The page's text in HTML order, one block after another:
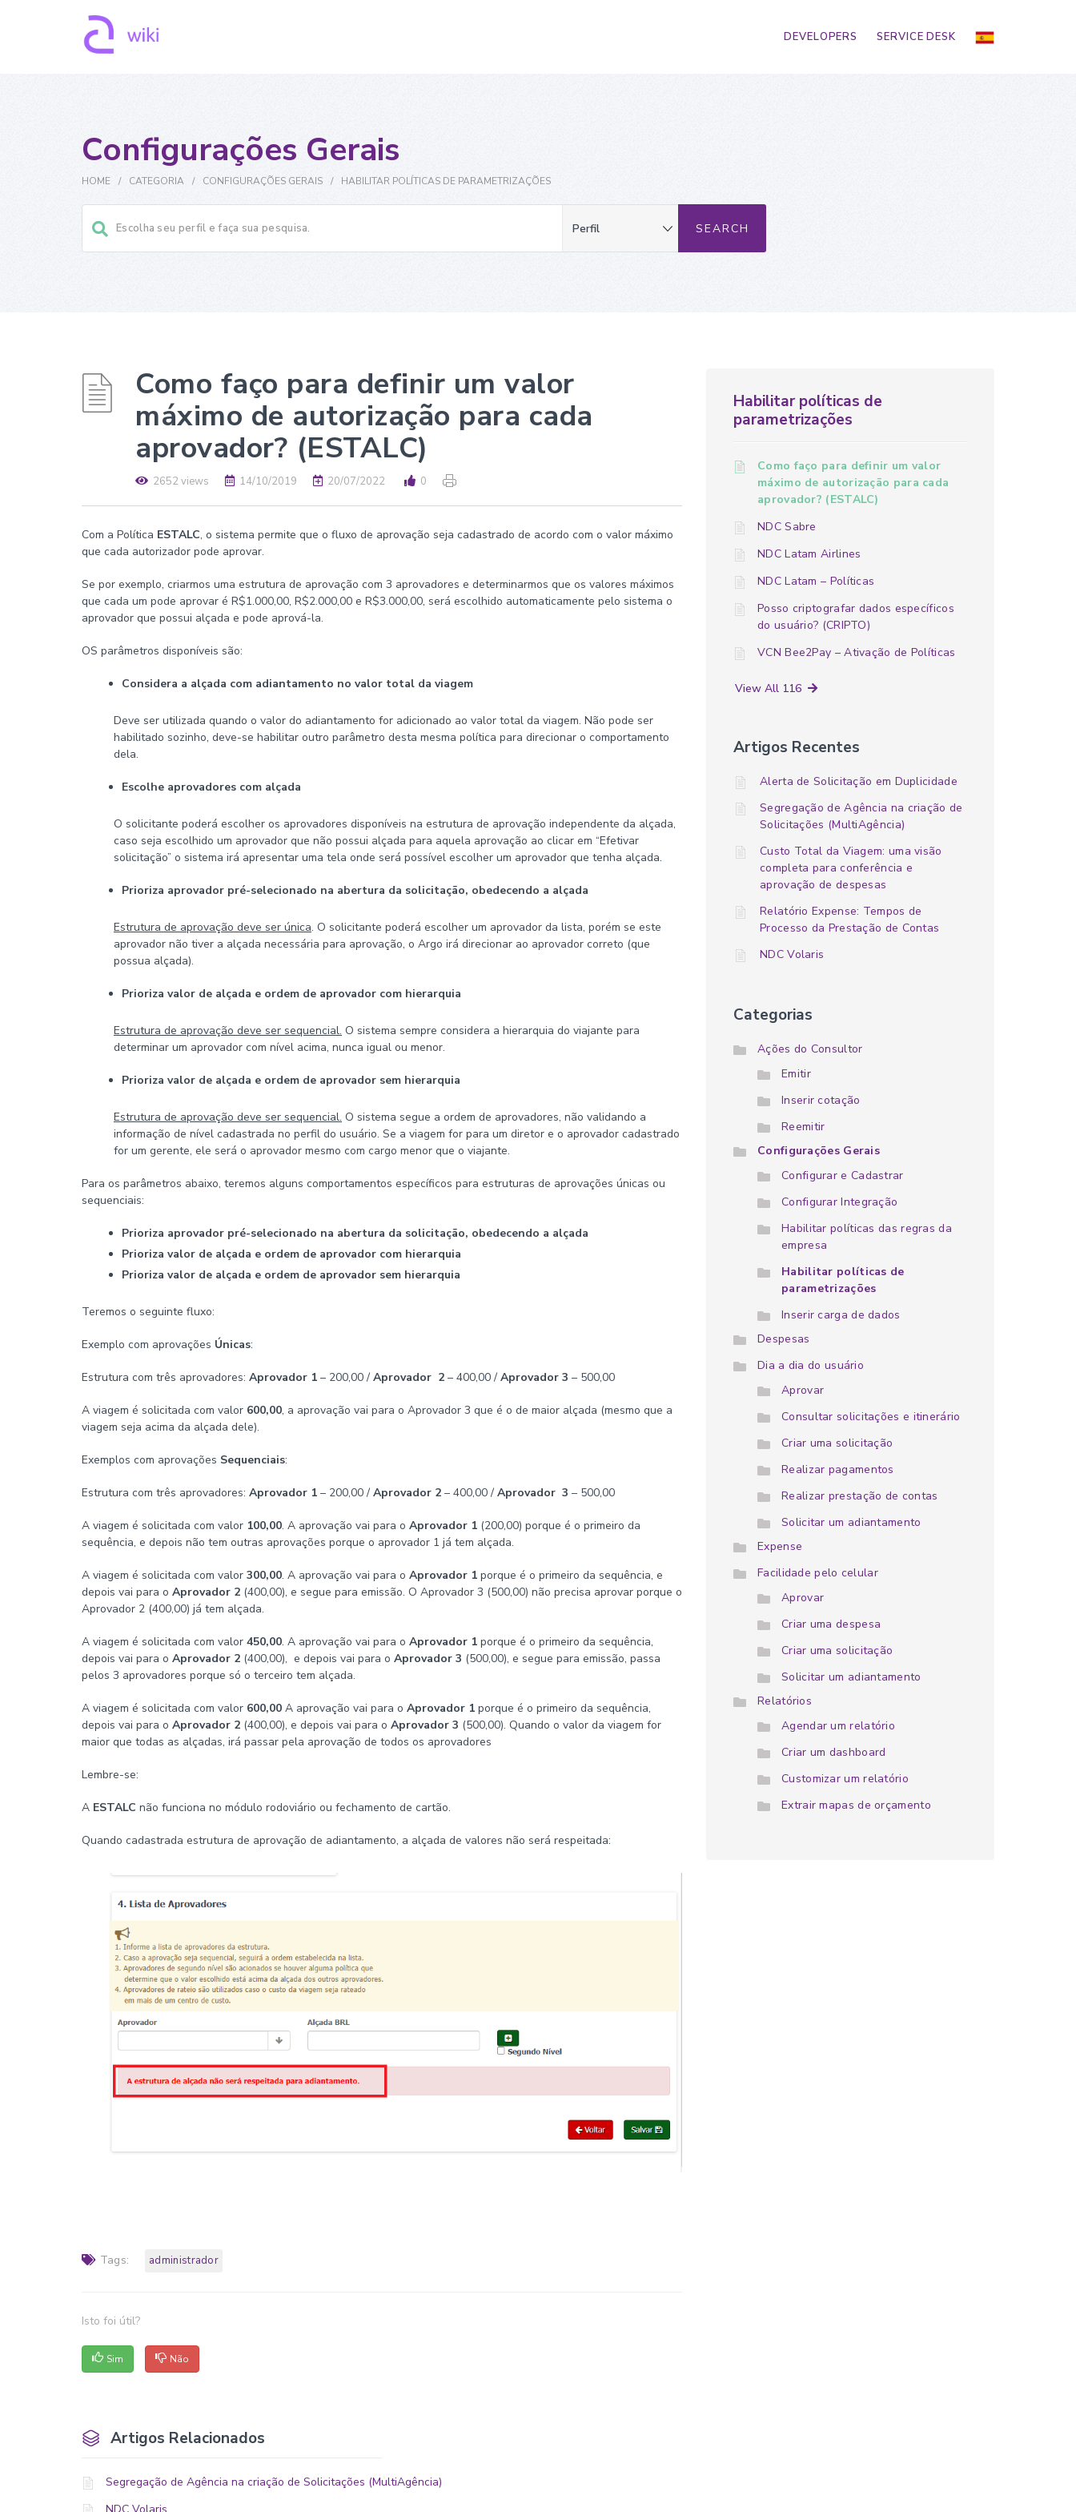
DEVELOPERS SERVICE DESK
Configurações Gerais
HOME / CATEGORIA / CONFIGURAÇÕES GERAIS / HABILITAR POLÍTICAS DE PARAMETRIZAÇÕES
Como faço para definir um valor
máximo de autorização para cada
aprovador? (ESTALC)
2652 views 14/10/2019 20/07/2022 0
Com a Política ESTALC, o sistema permite que o fluxo de aprovação seja cadastrado de acordo com o valor máximo
que cada autorizador pode aprovar.
Se por exemplo, criarmos uma estrutura de aprovação com 3 aprovadores e determinarmos que os valores máximos
que cada um pode aprovar é R$1.000,00, R$2.000,00 e R$3.000,00, será escolhido automaticamente pelo sistema o
aprovador que possui alçada e pode aprová-la.
OS parâmetros disponíveis são:
Considera a alçada com adiantamento no valor total da viagem
Deve ser utilizada quando o valor do adiantamento for adicionado ao valor total da viagem. Não pode ser
habilitado sozinho, deve-se habilitar outro parâmetro desta mesma política para direcionar o comportamento
dela.
Escolhe aprovadores com alçada
O solicitante poderá escolher os aprovadores disponíveis na estrutura de aprovação independente da alçada,
caso seja escolhido um aprovador que não possui alçada para aquela aprovação ao clicar em “Efetivar
solicitação” o sistema irá apresentar uma tela onde será possível escolher um aprovador que tenha alçada.
Prioriza aprovador pré-selecionado na abertura da solicitação, obedecendo a alçada
Estrutura de aprovação deve ser única. O solicitante poderá escolher um aprovador da lista, porém se este
aprovador não tiver a alçada necessária para aprovação, o Argo irá direcionar ao aprovador correto (que
possua alçada).
Prioriza valor de alçada e ordem de aprovador com hierarquia
Estrutura de aprovação deve ser sequencial. O sistema sempre considera a hierarquia do viajante para
determinar um aprovador com nível acima, nunca igual ou menor.
Prioriza valor de alçada e ordem de aprovador sem hierarquia
Estrutura de aprovação deve ser sequencial. O sistema segue a ordem de aprovadores, não validando a
informação de nível cadastrada no perfil do usuário. Se a viagem for para um diretor e o aprovador cadastrado
for um gerente, ele será o aprovador mesmo com cargo menor que o viajante.
Para os parâmetros abaixo, teremos alguns comportamentos específicos para estruturas de aprovações únicas ou
sequenciais:
Prioriza aprovador pré-selecionado na abertura da solicitação, obedecendo a alçada
Prioriza valor de alçada e ordem de aprovador com hierarquia
Prioriza valor de alçada e ordem de aprovador sem hierarquia
Teremos o seguinte fluxo:
Exemplo com aprovações Únicas:
Estrutura com três aprovadores: Aprovador 1 – 200,00 / Aprovador 2 – 400,00 / Aprovador 3 – 500,00
A viagem é solicitada com valor 600,00, a aprovação vai para o Aprovador 3 que é o de maior alçada (mesmo que a
viagem seja acima da alçada dele).
Exemplos com aprovações Sequenciais:
Estrutura com três aprovadores: Aprovador 1 – 200,00 / Aprovador 2 – 400,00 / Aprovador 3 – 500,00
A viagem é solicitada com valor 100,00. A aprovação vai para o Aprovador 1 (200,00) porque é o primeiro da
sequência, e depois não tem outras aprovações porque o aprovador 1 já tem alçada.
A viagem é solicitada com valor 300,00. A aprovação vai para o Aprovador 1 porque é o primeiro da sequência, e
depois vai para o Aprovador 2 (400,00), e segue para emissão. O Aprovador 3 (500,00) não precisa aprovar porque o
Aprovador 2 (400,00) já tem alçada.
A viagem é solicitada com valor 450,00. A aprovação vai para o Aprovador 1 porque é o primeiro da sequência,
depois vai para o Aprovador 2 (400,00), e depois vai para o Aprovador 3 (500,00), e segue para emissão, passa
pelos 3 aprovadores porque só o terceiro tem alçada.
A viagem é solicitada com valor 600,00 A aprovação vai para o Aprovador 1 porque é o primeiro da sequência,
depois vai para o Aprovador 2 (400,00), e depois vai para o Aprovador 3 (500,00). Quando o valor da viagem for
maior que todas as alçadas, irá passar pela aprovação de todos os aprovadores
Lembre-se:
A ESTALC não funciona no módulo rodoviário ou fechamento de cartão.
Quando cadastrada estrutura de aprovação de adiantamento, a alçada de valores não será respeitada:
Tags: administrador
Isto foi útil?
Sim Não
Artigos Relacionados
Segregação de Agência na criação de Solicitações (MultiAgência)
Habilitar políticas de
parametrizações
Como faço para definir um valor
máximo de autorização para cada
aprovador? (ESTALC)
NDC Sabre
NDC Latam Airlines
NDC Latam – Políticas
Posso criptografar dados específicos
do usuário? (CRIPTO)
VCN Bee2Pay – Ativação de Políticas
View All 116
Artigos Recentes
Alerta de Solicitação em Duplicidade
Segregação de Agência na criação de
Solicitações (MultiAgência)
Custo Total da Viagem: uma visão
completa para conferência e
aprovação de despesas
Relatório Expense: Tempos de
Processo da Prestação de Contas
NDC Volaris
Categorias
Ações do Consultor
Emitir
Inserir cotação
Reemitir
Configurações Gerais
Configurar e Cadastrar
Configurar Integração
Habilitar políticas das regras da
empresa
Habilitar políticas de
parametrizações
Inserir carga de dados
Despesas
Dia a dia do usuário
Aprovar
Consultar solicitações e itinerário
Criar uma solicitação
Realizar pagamentos
Realizar prestação de contas
Solicitar um adiantamento
Expense
Facilidade pelo celular
Aprovar
Criar uma despesa
Criar uma solicitação
Solicitar um adiantamento
Relatórios
Agendar um relatório
Criar um dashboard
Customizar um relatório
Extrair mapas de orçamento